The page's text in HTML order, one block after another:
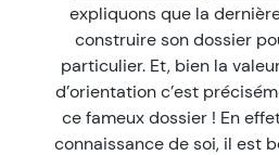
expliquons que la
construire son dossier
particulier. Et, bien la
d’orientation c’est
ce fameux dossier ! En
connaissance de soi, il est